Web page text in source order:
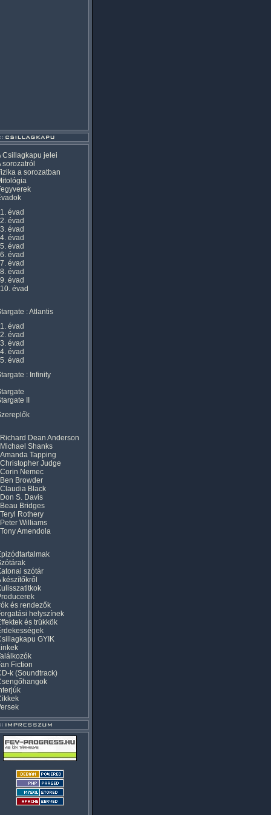
Csillagkapu jelei
sorozatról
a sorozatban
1. évad
2. évad
3. évad
4. évad
5. évad
6. évad
7. évad
8. évad
9. évad
10. évad
: Atlantis
1. évad
2. évad
3. évad
4. évad
5. évad
: Infinity
II
Richard Dean Anderson
Michael Shanks
Amanda Tapping
Christopher Judge
Corin Nemec
Ben Browder
Claudia Black
Don S. Davis
Beau Bridges
Teryl Rothery
Peter Williams
Tony Amendola
szótár
készítőkről
és rendezők
helyszínek
és trükkök
GYIK
Fiction
k (Soundtrack)